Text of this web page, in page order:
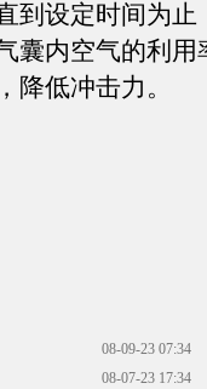
设定时间为止
囊内空气的利用
降低冲击力。
08-09-23 07:34
08-07-23 17:34